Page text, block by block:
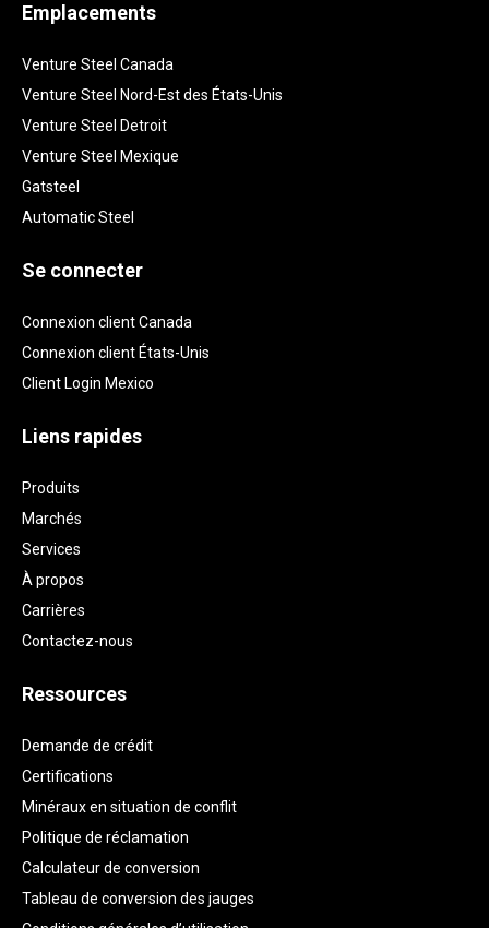
Emplacements
Venture Steel Canada
Venture Steel Nord-Est des États-Unis
Venture Steel Detroit
Venture Steel Mexique
Gatsteel
Automatic Steel
Se connecter
Connexion client Canada
Connexion client États-Unis
Client Login Mexico
Liens rapides
Produits
Marchés
Services
À propos
Carrières
Contactez-nous
Ressources
Demande de crédit
Certifications
Minéraux en situation de conflit
Politique de réclamation
Calculateur de conversion
Tableau de conversion des jauges